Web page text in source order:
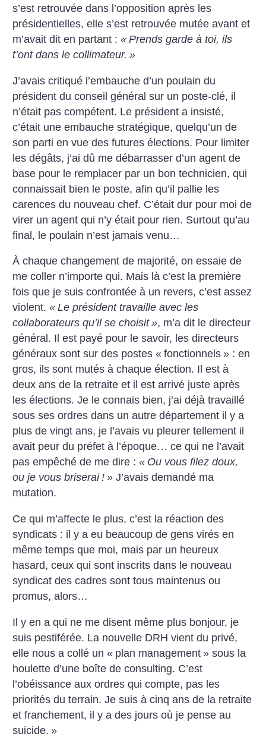
s’est retrouvée dans l’opposition après les
présidentielles, elle s’est retrouvée mutée avant et
m’avait dit en partant :« Prends garde à toi, ils
t’ont dans le collimateur. »
J’avais critiqué l’embauche d’un poulain du
président du conseil général sur un poste-clé, il
n’était pas compétent. Le président a insisté,
c’était une embauche stratégique, quelqu’un de
son parti en vue des futures élections. Pour limiter
les dégâts, j’ai dû me débarrasser d’un agent de
base pour le remplacer par un bon technicien, qui
connaissait bien le poste, afin qu’il pallie les
carences du nouveau chef. C’était dur pour moi de
virer un agent qui n’y était pour rien. Surtout qu’au
final, le poulain n’est jamais venu…
À chaque changement de majorité, on essaie de
me coller n’importe qui. Mais là c’est la première
fois que je suis confrontée à un revers, c’est assez
violent.« Le président travaille avec les
collaborateurs qu’il se choisit », m’a dit le directeur
général. Il est payé pour le savoir, les directeurs
généraux sont sur des postes « fonctionnels » : en
gros, ils sont mutés à chaque élection. Il est à
deux ans de la retraite et il est arrivé juste après
les élections. Je le connais bien, j’ai déjà travaillé
sous ses ordres dans un autre département il y a
plus de vingt ans, je l’avais vu pleurer tellement il
avait peur du préfet à l’époque… ce qui ne l’avait
pas empêché de me dire :« Ou vous filez doux,
ou je vous briserai ! » J’avais demandé ma
mutation.
Ce qui m’affecte le plus, c’est la réaction des
syndicats : il y a eu beaucoup de gens virés en
même temps que moi, mais par un heureux
hasard, ceux qui sont inscrits dans le nouveau
syndicat des cadres sont tous maintenus ou
promus, alors…
Il y en a qui ne me disent même plus bonjour, je
suis pestiférée. La nouvelle DRH vient du privé,
elle nous a collé un « plan management » sous la
houlette d’une boîte de consulting. C’est
l’obéissance aux ordres qui compte, pas les
priorités du terrain. Je suis à cinq ans de la retraite
et franchement, il y a des jours où je pense au
suicide. »